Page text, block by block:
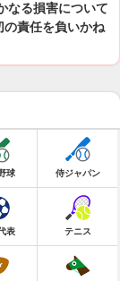
なる損害について
の責任を負いかね
球 侍ジャパン
表 テニス